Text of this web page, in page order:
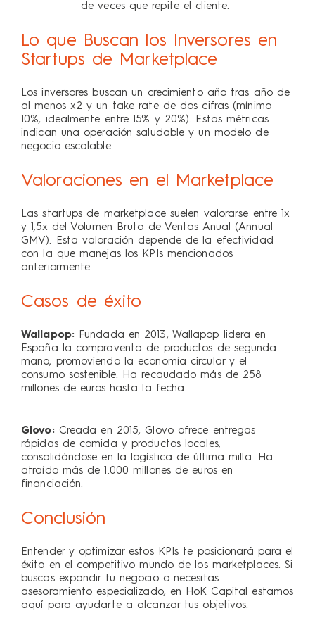
de veces que repite el cliente.
Lo que Buscan los Inversores en
Startups de Marketplace
Los inversores buscan un crecimiento año tras año de
al menos x2 y un take rate de dos cifras (mínimo
10%, idealmente entre 15% y 20%). Estas métricas
indican una operación saludable y un modelo de
negocio escalable.
Valoraciones en el Marketplace
Las startups de marketplace suelen valorarse entre 1x
y 1,5x del Volumen Bruto de Ventas Anual (Annual
GMV). Esta valoración depende de la efectividad
con la que manejas los KPIs mencionados
anteriormente.
Casos de éxito
Wallapop: Fundada en 2013, Wallapop lidera en
España la compraventa de productos de segunda
mano, promoviendo la economía circular y el
consumo sostenible. Ha recaudado más de 258
millones de euros hasta la fecha.
Glovo: Creada en 2015, Glovo ofrece entregas
rápidas de comida y productos locales,
consolidándose en la logística de última milla. Ha
atraído más de 1.000 millones de euros en
financiación.
Conclusión
Entender y optimizar estos KPIs te posicionará para el
éxito en el competitivo mundo de los marketplaces. Si
buscas expandir tu negocio o necesitas
asesoramiento especializado, en HoK Capital estamos
aquí para ayudarte a alcanzar tus objetivos.